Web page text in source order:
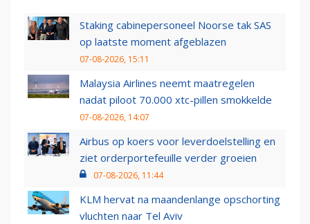
Staking cabinepersoneel Noorse tak SAS
op laatste moment afgeblazen
07-08-2026, 15:11
Malaysia Airlines neemt maatregelen
nadat piloot 70.000 xtc-pillen smokkelde
07-08-2026, 14:07
Airbus op koers voor leverdoelstelling en
ziet orderportefeuille verder groeien
07-08-2026, 11:44
KLM hervat na maandenlange opschorting
vluchten naar Tel Aviv